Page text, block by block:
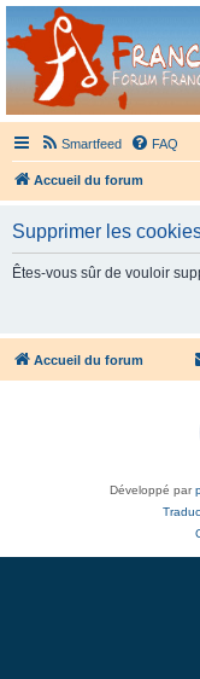
France
Didgeridoo et Guimbarde sur
Smartfeed FAQ
Accueil du forum
Supprimer les
Êtes-vous sûr de vouloir
Accueil du forum
Développé par